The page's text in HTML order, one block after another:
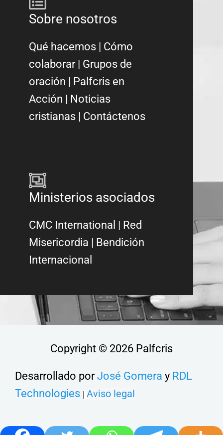
Sobre nosotros
Qué hacemos | Cómo
colaborar| Grupos de
oración | Palfcris en
Acción | Noticias
cristianas | Contáctenos
Ministerios asociados
CMC International | Red
Misericordia | Bendición
Internacional
Copyright © 2026 Palfcris
Desarrollado porJosé Gomera y RDL
Technologies Aviso legal